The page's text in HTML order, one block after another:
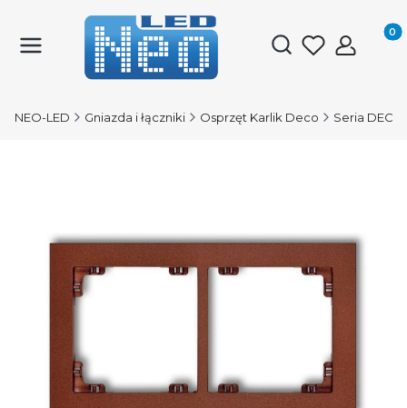
Otwórz
NEO-LED Gniazda i łączniki Osprzęt Karlik Deco Seria